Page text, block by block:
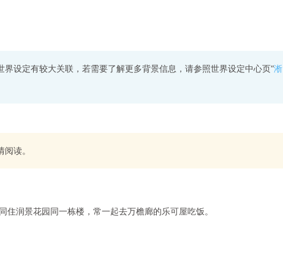
界设定有较大关联，若需要了解更多背景信息，请参照世界设定中心页“淅
读。
润景花园同一栋楼，常一起去万檐廊的乐可屋吃饭。